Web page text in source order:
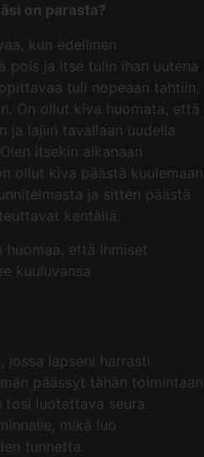
on parasta?
kun edellinen
pois ja itse tulin ihan uutena
tuli nopeaan tahtiin,
On ollut kiva huomata, että
ja lajiin tavallaan uudella
itsekin aikanaan
ollut kiva päästä kuulemaan
ja sitten päästä
kentällä.
huomaa, että ihmiset
kuuluvansa
jossa lapseni harrasti
päässyt tähän toimintaan
tosi luotettava seura.
mikä luo
tunnetta.